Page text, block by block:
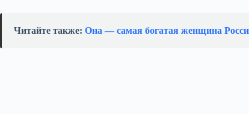
Читайте также: Она — самая богатая женщина